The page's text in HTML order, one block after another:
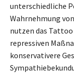
unterschiedliche
Wahrnehmung
nutzen das
repressiven
konservativere